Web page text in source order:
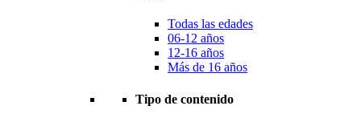
Todas las edades
06-12 años
12-16 años
Más de 16 años
Tipo de contenido